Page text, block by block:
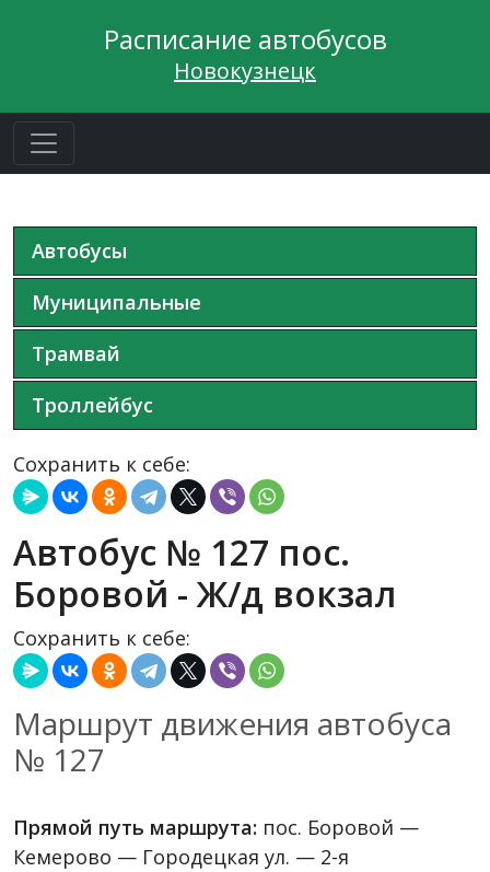
Расписание автобусов
Новокузнецк
Сохранить к себе:
Автобус № 127 пос.
Боровой - Ж/д вокзал
Сохранить к себе:
Маршрут движения автобуса
№ 127
Прямой путь маршрута: пос. Боровой —
Кемерово — Городецкая ул. — 2-я
Автобусы
Муниципальные
Трамвай
Троллейбус